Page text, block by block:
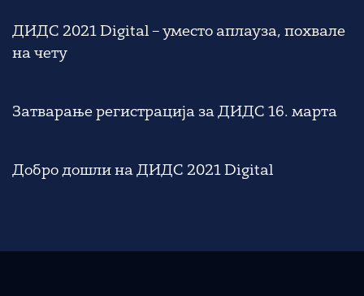
ДИДС 2021 Digital – уместо аплауза, похвале
на чету
Затварање регистрација за ДИДС 16. марта
Добро дошли на ДИДС 2021 Digital